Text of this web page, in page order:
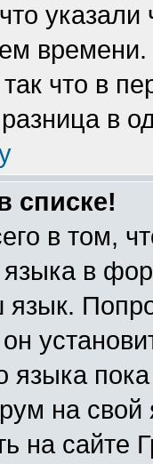
указали
что в
в
списке!
в том,
в
языка
на
на сайте